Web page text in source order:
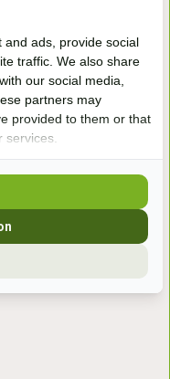
and ads, provide social
traffic. We also share
our social media,
partners may
provided to them or that
services.